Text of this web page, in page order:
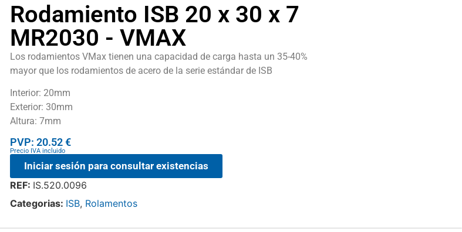
Rodamiento ISB 20 x 30 x 7
MR2030 - VMAX
Los rodamientos VMax tienen una capacidad de carga hasta un 35-40%
mayor que los rodamientos de acero de la serie estándar de ISB
Interior: 20mm
Exterior: 30mm
Altura: 7mm
PVP: 20.52 €
Precio IVA incluido
Iniciar sesión para consultar existencias
REF: IS.520.0096
Categorias: ISB, Rolamentos